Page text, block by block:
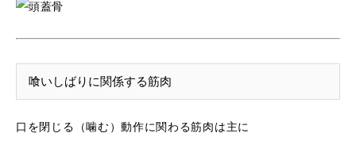
喰いしばりに関係する筋肉
口を閉じる（噛む）動作に関わる筋肉は主に